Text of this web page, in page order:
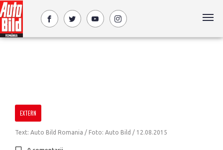
EXTERN
Text: Auto Bild Romania / Foto: Auto Bild / 12.08.2015